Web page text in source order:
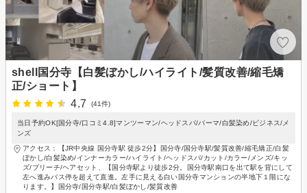
shell国分寺【白髪ぼかし/ハイライト/髪質改善/縮毛矯
正/ショート】
4.7
(41件)
当日予約OK[国分寺/口コミ4.8]マンツーマン/ヘッドスパ/パーマ/白髪染め/ビジネス/メ
ンズ
アクセス：【JR中央線 国分寺駅 徒歩2分】国分寺/国分寺駅/髪質改善/縮毛矯正/白髪
ぼかし/白髪染め/インナーカラー/ハイライト/ヘッドスパ/カット/カラー/メンズ/キッ
ズ/ブリーチ/ヘアセット、【国分寺駅より徒歩2分。国分寺駅南口を出て駅を背にして
左へ進みバス停を超えて直進。左手に見える白い国分寺マンションの半地下１階にな
ります。】国分寺/国分寺駅/白髪ぼかし/髪質改善